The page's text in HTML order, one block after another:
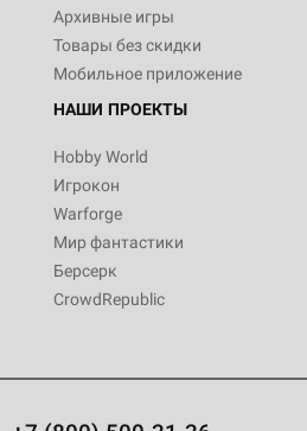
Архивные игры
Товары без скидки
Мобильное приложение
НАШИ ПРОЕКТЫ
Hobby World
Игрокон
Warforge
Мир фантастики
Берсерк
CrowdRepublic